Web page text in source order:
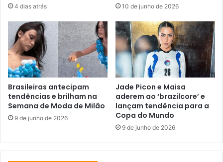
4 dias atrás 10 de junho de 2026
Brasileiras antecipam
tendências e brilham na
Semana de Moda de Milão
9 de junho de 2026
Jade Picon e Maisa
aderem ao ‘brazilcore’ e
lançam tendência para a
Copa do Mundo
9 de junho de 2026